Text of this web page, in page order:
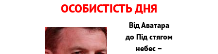
ОСОБИСТІСТЬ ДНЯ
Від Аватара
до Під стягом
небес –